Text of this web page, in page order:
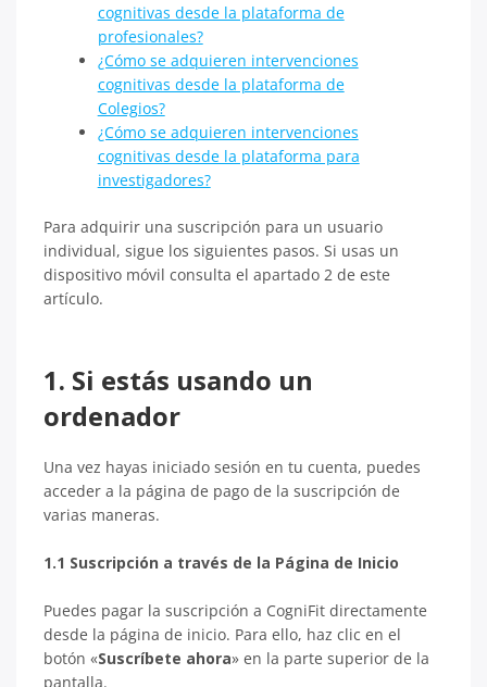
cognitivas desde la plataforma de
profesionales?
¿Cómo se adquieren intervenciones
cognitivas desde la plataforma de
Colegios?
¿Cómo se adquieren intervenciones
cognitivas desde la plataforma para
investigadores?
Para adquirir una suscripción para un usuario
individual, sigue los siguientes pasos. Si usas un
dispositivo móvil consulta el apartado 2 de este
artículo.
1. Si estás usando un
ordenador
Una vez hayas iniciado sesión en tu cuenta, puedes
acceder a la página de pago de la suscripción de
varias maneras.
1.1 Suscripción a través de la Página de Inicio
Puedes pagar la suscripción a CogniFit directamente
desde la página de inicio. Para ello, haz clic en el
botón «Suscríbete ahora» en la parte superior de la
pantalla.